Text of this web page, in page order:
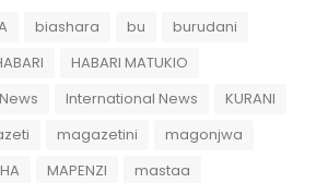
biashara bu
burudani
HABARI MATUKIO
International News
KURANI
magazetini
magonjwa
MAPENZI
mastaa